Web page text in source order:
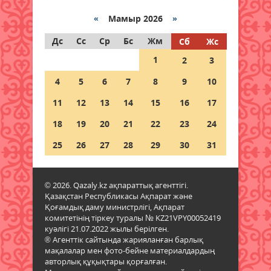
Құқықтық сауаттылық –
08 тамыз 2026 ж.
Тағылымға толы сыр-сұхбат
Ел игілігі жолындағы еңбек
бағаланып, құрылысшыларға
құрмет көрсетілді
07 тамыз 2026 ж. 24
« Мамыр 2026 »
Дс
Сс Ср Бс Жм Сб
Жс
1
2
3
4
5 6 7 8 9
10
11
12 13 14 15 16
17
18
19 20 21 22 23
24
25
26 27 28 29 30 31
© 2026. Qazaly.kz ақпараттық агенттігі.
Қазақстан Республикасы Ақпарат және
Қоғамдық даму министрлігі, Ақпарат
комитетінің тіркеу туралы № KZ21VPY00052419
куәлігі 21.07.2022 жылы берілген.
® Агенттік сайтында жарияланған барлық
мақалалар мен фото-бейне материалдардың
авторлық құқықтары қорғалған.